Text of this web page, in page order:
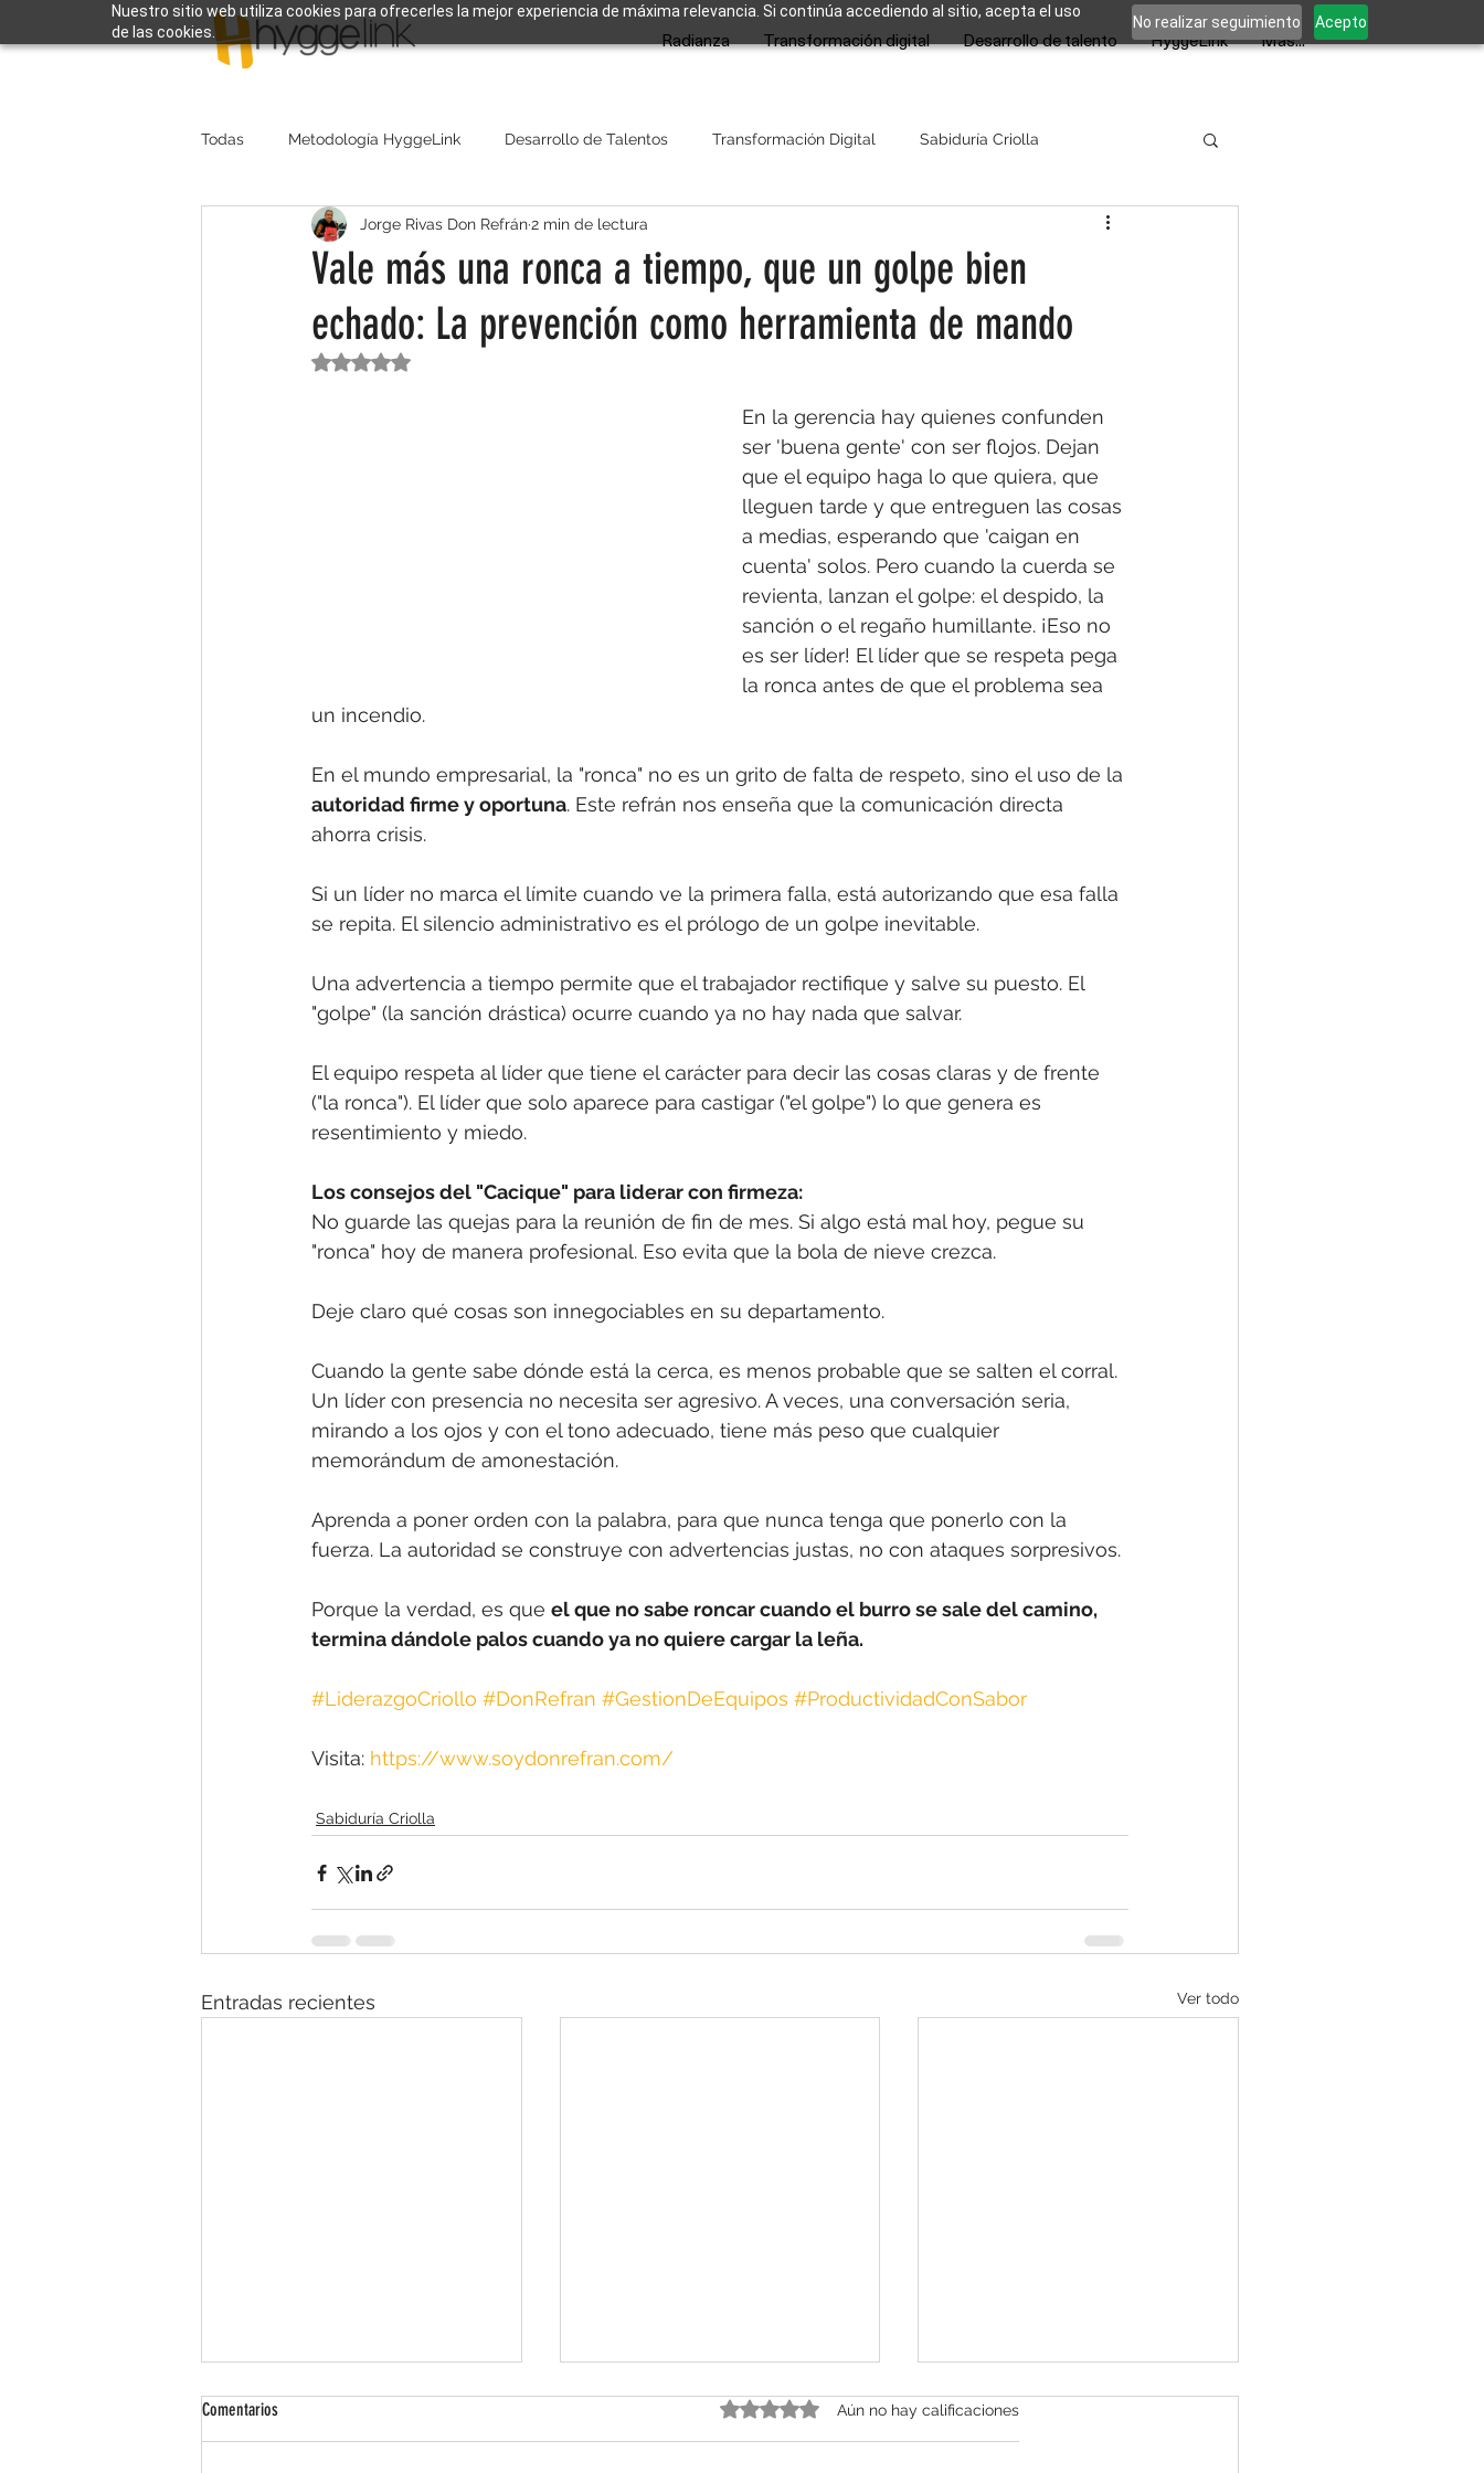
Nuestro sitio web utiliza cookies para ofrecerles la mejor experiencia de máxima relevancia. Si continúa accediendo al sitio, acepta el uso
de las cookies.
No realizar seguimiento Acepto
Radianza Transformación digital Desarrollo de talento HyggeLink Más...
Todas Metodología HyggeLink Desarrollo de Talentos Transformación Digital Sabiduría Criolla
Vale más una ronca a tiempo, que un golpe bien
echado: La prevención como herramienta de mando
Jorge Rivas Don Refrán2 min de lectura
Obtuvo NaN de 5 estrellas.
En la gerencia hay quienes confunden
ser 'buena gente' con ser flojos. Dejan
que el equipo haga lo que quiera, que
lleguen tarde y que entreguen las cosas
a medias, esperando que 'caigan en
cuenta' solos. Pero cuando la cuerda se
revienta, lanzan el golpe: el despido, la
sanción o el regaño humillante. ¡Eso no
es ser líder! El líder que se respeta pega
la ronca antes de que el problema sea
un incendio.
En el mundo empresarial, la "ronca" no es un grito de falta de respeto, sino el uso de la
autoridad firme y oportuna. Este refrán nos enseña que la comunicación directa
ahorra crisis.
Si un líder no marca el límite cuando ve la primera falla, está autorizando que esa falla
se repita. El silencio administrativo es el prólogo de un golpe inevitable.
Una advertencia a tiempo permite que el trabajador rectifique y salve su puesto. El
"golpe" (la sanción drástica) ocurre cuando ya no hay nada que salvar.
El equipo respeta al líder que tiene el carácter para decir las cosas claras y de frente
("la ronca"). El líder que solo aparece para castigar ("el golpe") lo que genera es
resentimiento y miedo.
Los consejos del "Cacique" para liderar con firmeza:
No guarde las quejas para la reunión de fin de mes. Si algo está mal hoy, pegue su
"ronca" hoy de manera profesional. Eso evita que la bola de nieve crezca.
Deje claro qué cosas son innegociables en su departamento.
Cuando la gente sabe dónde está la cerca, es menos probable que se salten el corral.
Un líder con presencia no necesita ser agresivo. A veces, una conversación seria,
mirando a los ojos y con el tono adecuado, tiene más peso que cualquier
memorándum de amonestación.
Aprenda a poner orden con la palabra, para que nunca tenga que ponerlo con la
fuerza. La autoridad se construye con advertencias justas, no con ataques sorpresivos.
Porque la verdad, es que el que no sabe roncar cuando el burro se sale del camino,
termina dándole palos cuando ya no quiere cargar la leña.
#LiderazgoCriollo #DonRefran #GestionDeEquipos #ProductividadConSabor
Visita: https://www.soydonrefran.com/
Sabiduría Criolla
Entradas recientes Ver todo
Comentarios Obtuvo 0 de 5 estrellas.
Aún no hay calificaciones